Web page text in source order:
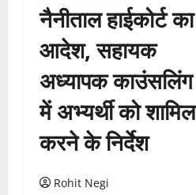
नैनीताल हाईकोर्ट का
आदेश, सहायक
अध्यापक काउंसलिंग
में अभ्यर्थी को शामिल
करने के निर्देश
Rohit Negi